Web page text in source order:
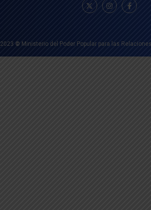
2023 © Ministerio del Poder Popular para las